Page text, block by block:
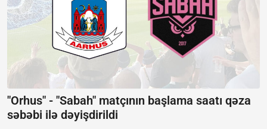
"Orhus" - "Sabah" matçının başlama saatı qəza
səbəbi ilə dəyişdirildi